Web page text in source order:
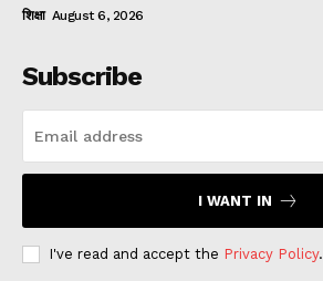
शिक्षा August 6, 2026
Subscribe
I WANT IN
I've read and accept the Privacy Policy.